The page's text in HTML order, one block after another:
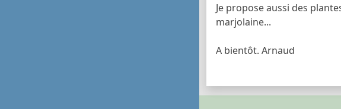
Je propose aussi des
marjolaine...
A bientôt. Arnaud